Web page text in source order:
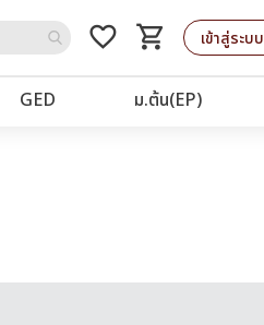
favorite_border shopping_cart
รถเข็น เข้าสู่ระบบ
GED ม.ต้น(EP)